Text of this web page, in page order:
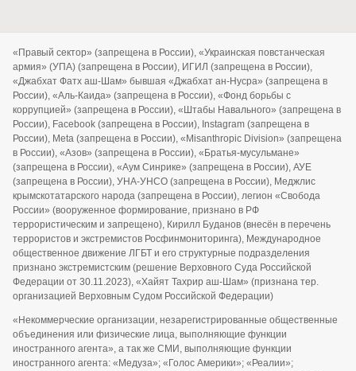
«Правый сектор» (запрещена в России), «Украинская повстанческая
армия» (УПА) (запрещена в России), ИГИЛ (запрещена в России),
«Джабхат Фатх аш-Шам» бывшая «Джабхат ан-Нусра» (запрещена в
России), «Аль-Каида» (запрещена в России), «Фонд борьбы с
коррупцией» (запрещена в России), «Штабы Навального» (запрещена в
России), Facebook (запрещена в России), Instagram (запрещена в
России), Meta (запрещена в России), «Misanthropic Division» (запрещена
в России), «Азов» (запрещена в России), «Братья-мусульмане»
(запрещена в России), «Аум Синрике» (запрещена в России), АУЕ
(запрещена в России), УНА-УНСО (запрещена в России), Меджлис
крымскотатарского народа (запрещена в России), легион «Свобода
России» (вооруженное формирование, признано в РФ
террористическим и запрещено), Кирилл Буданов (внесён в перечень
террористов и экстремистов Росфинмониторинга), Международное
общественное движение ЛГБТ и его структурные подразделения
признано экстремистским (решение Верховного Суда Российской
Федерации от 30.11.2023), «Хайят Тахрир аш-Шам» (признана тер.
организацией Верховным Судом Российской Федерации)
«Некоммерческие организации, незарегистрированные общественные
объединения или физические лица, выполняющие функции
иностранного агента», а так же СМИ, выполняющие функции
иностранного агента: «Медуза»; «Голос Америки»; «Реалии»;